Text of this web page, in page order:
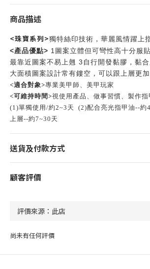
商品描述
<珠寶系列>獨特絲印技術 ，華麗風情躍上
<產品優點> 1 圖案立體但可彎性高十分服貼
最靠近圖案不易上翹 3 自行開發黏膠，黏
大面積圖案設計常有鏤空，可以跟上層更
<適合對象>專業美甲師、美甲玩家
<可維持時間>視使用產品、做事習慣、製作指
(1)單獨使用/約2~3天 (2)配合亮光指甲油--約
上層--約7~30天
送貨及付款方式
顧客評價
尚未有任何評價